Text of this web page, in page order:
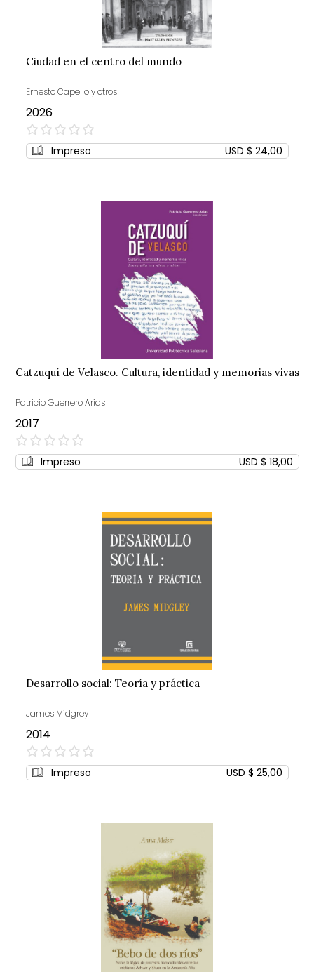
Ciudad en el centro del mundo
Ernesto Capello y otros
2026
0%
Impreso USD $ 24,00
Catzuquí de Velasco. Cultura, identidad y memorias vivas
Patricio Guerrero Arias
2017
0%
Impreso USD $ 18,00
Desarrollo social: Teoría y práctica
James Midgrey
2014
0%
Impreso USD $ 25,00